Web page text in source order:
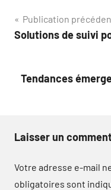
Navigation
de
Publication
Solutions de suivi
Tendances
Laisser un
Votre adresse e-mail
obligatoires sont